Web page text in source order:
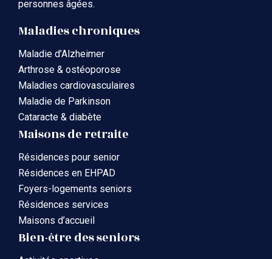
personnes âgées.
Maladies chroniques
Maladie d’Alzheimer
Arthrose & ostéoporose
Maladies cardiovasculaires
Maladie de Parkinson
Cataracte & diabète
Maisons de retraite
Résidences pour senior
Résidences en EHPAD
Foyers-logements seniors
Résidences services
Maisons d’accueil
Bien-être des seniors